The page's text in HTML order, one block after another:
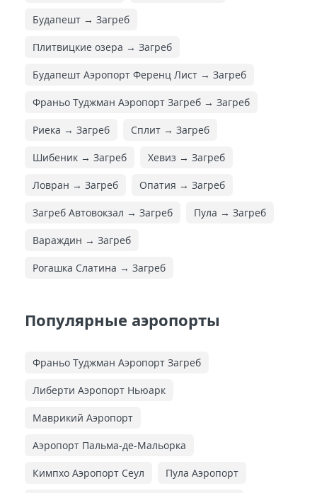
Будапешт → Загреб
Плитвицкие озера → Загреб
Будапешт Аэропорт Ференц Лист → Загреб
Франьо Туджман Аэропорт Загреб → Загреб
Риека → Загреб Сплит → Загреб
Шибеник → Загреб Хевиз → Загреб
Ловран → Загреб Опатия → Загреб
Загреб Автовокзал → Загреб Пула → Загреб
Вараждин → Загреб
Рогашка Слатина → Загреб
Популярные аэропорты
Франьо Туджман Аэропорт Загреб
Либерти Аэропорт Ньюарк
Маврикий Аэропорт
Аэропорт Пальма-де-Мальорка
Кимпхо Аэропорт Сеул Пула Аэропорт